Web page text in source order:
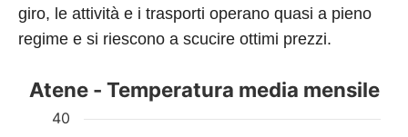
giro, le attività e i trasporti operano quasi a pieno
regime e si riescono a scucire ottimi prezzi.
Atene - Temperatura media mensile
40